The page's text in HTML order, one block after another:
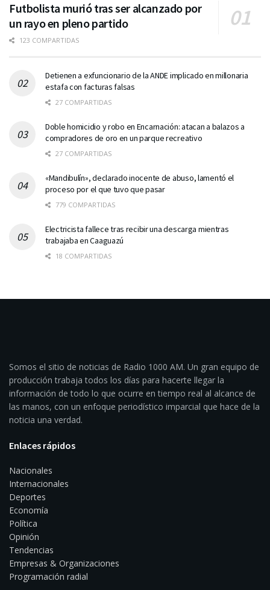
Futbolista murió tras ser alcanzado por
un rayo en pleno partido
123 COMPARTIDAS
Detienen a exfuncionario de la ANDE implicado en millonaria
estafa con facturas falsas
27 COMPARTIDAS
Doble homicidio y robo en Encarnación: atacan a balazos a
compradores de oro en un parque recreativo
27 COMPARTIDAS
«Mandibulín», declarado inocente de abuso, lamentó el
proceso por el que tuvo que pasar
779 COMPARTIDAS
Electricista fallece tras recibir una descarga mientras
trabajaba en Caaguazú
18 COMPARTIDAS
Somos el sitio de noticias de Radio 1000 AM. Un gran equipo de
producción trabaja todos los días para hacerte llegar la
información de todo lo que ocurre en tiempo real al alcance de
las manos, con un enfoque periodístico imparcial que hace de la
noticia una verdad.
Enlaces rápidos
Nacionales
Internacionales
Deportes
Economía
Política
Opinión
Tendencias
Empresas & Organizaciones
Programación radial